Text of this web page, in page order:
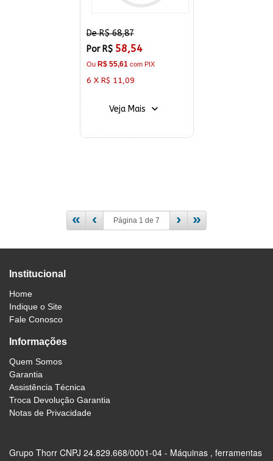
De R$ 68,87
Por R$ 58,54
Ou R$ 55,61 com PIX
6 X R$ 11,09
Veja Mais
« ‹ › »
Institucional
Home
Indique o Site
Fale Conosco
Informações
Quem Somos
Garantia
Assistência Técnica
Troca Devolução Garantia
Notas de Privacidade
Grupo Thorr CNPJ 24.829.668/0001-04 - Máquinas , ferramentas